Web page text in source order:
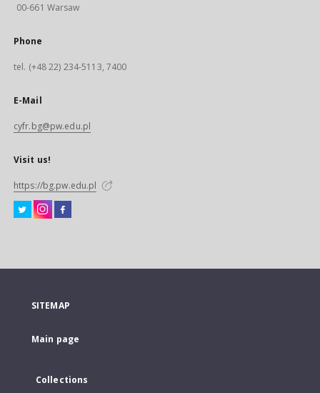
00-661 Warsaw
Phone
tel. (+48 22) 234-5113, 7400
E-Mail
cyfr.bg@pw.edu.pl
Visit us!
https://bg.pw.edu.pl
SITEMAP
Main page
Collections